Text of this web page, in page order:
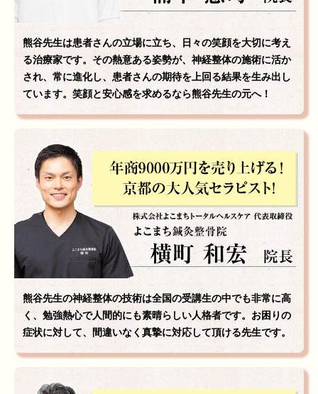
熊谷先生は患者さんの立場に立ち、日々の笑顔を大切に考え
る治療家です。その熱意ある姿勢が、神経整体の施術に活か
され、常に進化し、患者さんの期待を上回る結果を生み出し
ています。笑顔と安心感を求めるなら熊谷先生の元へ！
熊谷先生の神経整体の技術は全国の受講生の中でも非常に高
く、勉強熱心で人間的にも素晴らしい人格者です。お困りの
症状に対して、間違いなく真摯に対応して頂ける先生です。